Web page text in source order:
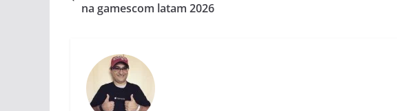
na gamescom latam 2026